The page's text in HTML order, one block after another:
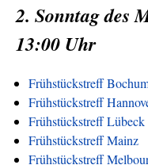
2. Sonntag des
13:00 Uhr
Frühstückstreff
Frühstückstreff
Frühstückstreff Lübeck
Frühstückstreff Mainz
Frühstückstreff